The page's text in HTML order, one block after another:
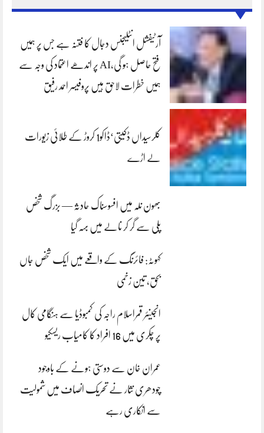
آرٹیفشل انٹلیجنس دجال کا فتنہ ہے جس پر ہمیں
فتح حاصل ہو گی،AI پر اندھے اعتماد کی وجہ سے
ہمیں خطرات لاحق ہیں پروفیسر احمد رفیق
کلرسیداں ڈکیتی‘ڈاکو1 کروڑ کے طلائی زیورات
لے اڑے
بھون نلہ میں افسوسناک حادثہ — بزرگ شخص
پلی سے گر کر نالے میں بہہ گیا
کہوٹہ: فائرنگ کے واقعے میں ایک شخص جاں
بحق، تین زخمی
انجینئر قمراسلام راجہ کی کمبوڈیا سے ہنگامی کال
پر چکری میں 16 افراد کا کامیاب ریسکیو
عمران خان سے دوستی ہونے کے باوجود
چودھری نثار نے تحریک انصاف میں شمولیت
سے انکاری رہے